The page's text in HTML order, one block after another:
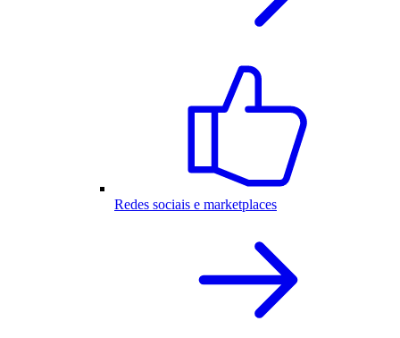
Redes sociais e marketplaces